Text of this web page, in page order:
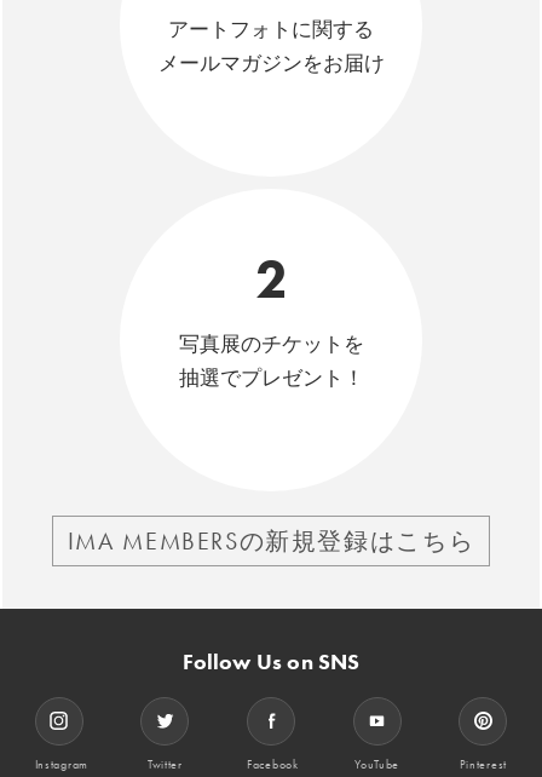
アートフォトに関する
メールマガジンをお届け
2
写真展のチケットを
抽選でプレゼント！
IMA MEMBERSの新規登録はこちら
Follow Us on SNS
Instagram Twitter Facebook YouTube Pinterest